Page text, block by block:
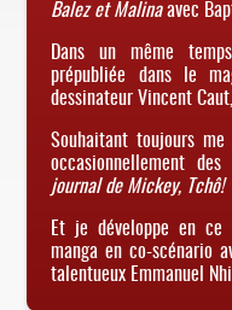
Balez et Malinaavec
Dans un même
prépubliée dans le
dessinateur Vincent
Souhaitant toujours
occasionnellement
journal de Mickey, Tchô!
Et je développe en ce
manga en co-scénario
talentueux Emmanuel